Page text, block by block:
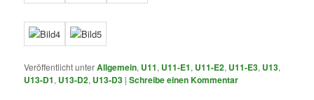
Veröffentlicht unterAllgemein, U11, U11-E1, U11-E2, U11-E3, U13,
U13-D1, U13-D2, U13-D3 |Schreibe einen Kommentar